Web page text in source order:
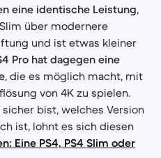
eine identische Leistung,
über modernere
und ist etwas kleiner
Pro hat dagegen eine
, die es möglich macht, mit
von 4K zu spielen.
bist, welches Version
ist, lohnt es sich diesen
Eine PS4, PS4 Slim oder